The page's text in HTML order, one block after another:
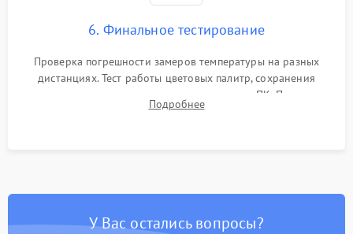
6. Финальное тестирование
Проверка погрешности замеров температуры на разных
дистанциях. Тест работы цветовых палитр, сохранения
термограмм в память и передачи данных на ПК. Проверка
автономности работы и итоговый контроль качества.
Подробнее
У Вас остались вопросы?